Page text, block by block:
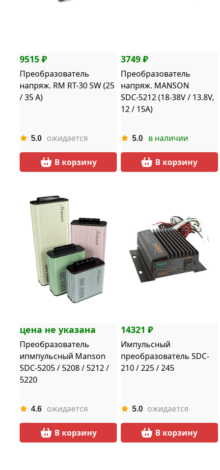
9515 ₽
Преобразователь
напряж. RM RT-30 SW (25
/ 35 А)
5.0 ожидается
В корзину
3749 ₽
Преобразователь
напряж. MANSON
SDС-5212 (18-38V / 13.8V,
12 / 15A)
5.0 в наличии
В корзину
цена не указана
Преобразователь
ипмпульсный Manson
SDC-5205 / 5208 / 5212 /
5220
4.6 ожидается
В корзину
14321 ₽
Импульсный
преобразователь SDC-
210 / 225 / 245
5.0 ожидается
В корзину